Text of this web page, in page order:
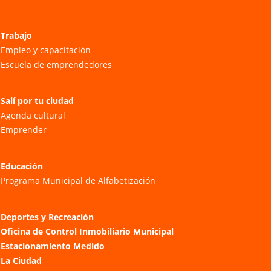
Trabajo
Empleo y capacitación
Escuela de emprendedores
Salí por tu ciudad
Agenda cultural
Emprender
Educación
Programa Municipal de Alfabetización
Deportes y Recreación
Oficina de Control Inmobiliario Municipal
Estacionamiento Medido
La Ciudad